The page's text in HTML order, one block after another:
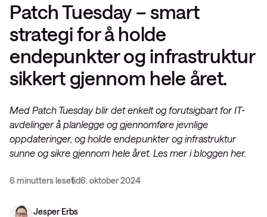
Patch Tuesday – smart
strategi for å holde
endepunkter og infrastruktur
sikkert gjennom hele året.
Med Patch Tuesday blir det enkelt og forutsigbart for IT-
avdelinger å planlegge og gjennomføre jevnlige
oppdateringer, og holde endepunkter og infrastruktur
sunne og sikre gjennom hele året. Les mer i bloggen her.
6 minutters lesetid6. oktober 2024
Jesper Erbs